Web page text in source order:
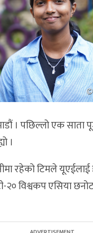
। पछिल्लो एक साता
।
रहेको टिमले
२० विश्वकप एसिया